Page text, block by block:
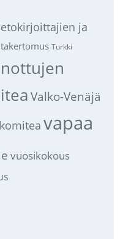
ja
Turkki
Valko-Venäjä
vapaa
vuosikokous